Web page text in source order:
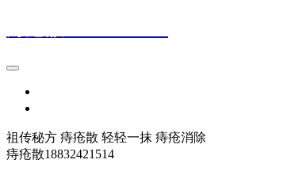
祖传秘方 痔疮散 轻轻一抹 痔疮消除
痔疮散18832421514